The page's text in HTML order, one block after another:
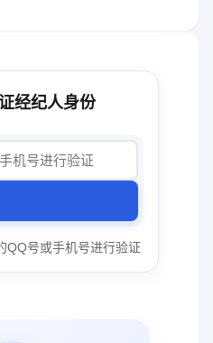
经纪人身份
QQ号或手机号进行验证